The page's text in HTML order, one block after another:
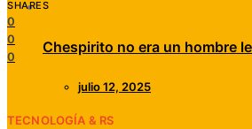
Chespirito no era un hombre
julio 12, 2025
TECNOLOGÍA & RS
SHARES
0
0
0